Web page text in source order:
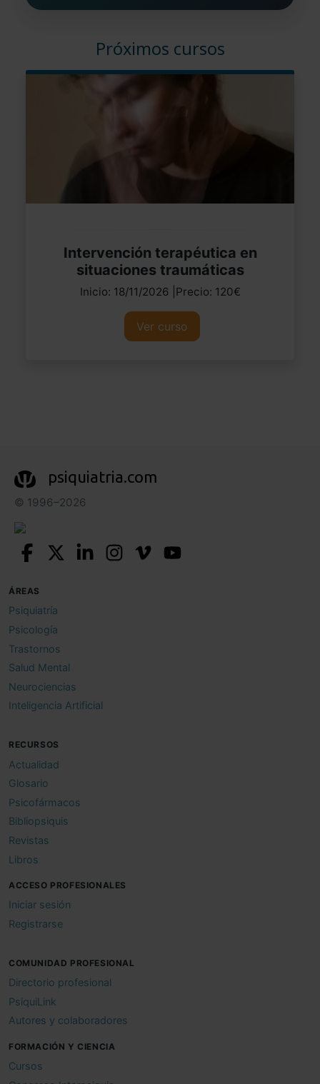
Próximos cursos
Intervención terapéutica en
situaciones traumáticas
Inicio: 18/11/2026 |Precio: 120€
Ver curso
psiquiatria.com
© 1996–2026
ÁREAS
Psiquiatría
Psicología
Trastornos
Salud Mental
Neurociencias
Inteligencia Artificial
RECURSOS
Actualidad
Glosario
Psicofármacos
Bibliopsiquis
Revistas
Libros
ACCESO PROFESIONALES
Iniciar sesión
Registrarse
COMUNIDAD PROFESIONAL
Directorio profesional
PsiquiLink
Autores y colaboradores
FORMACIÓN Y CIENCIA
Cursos